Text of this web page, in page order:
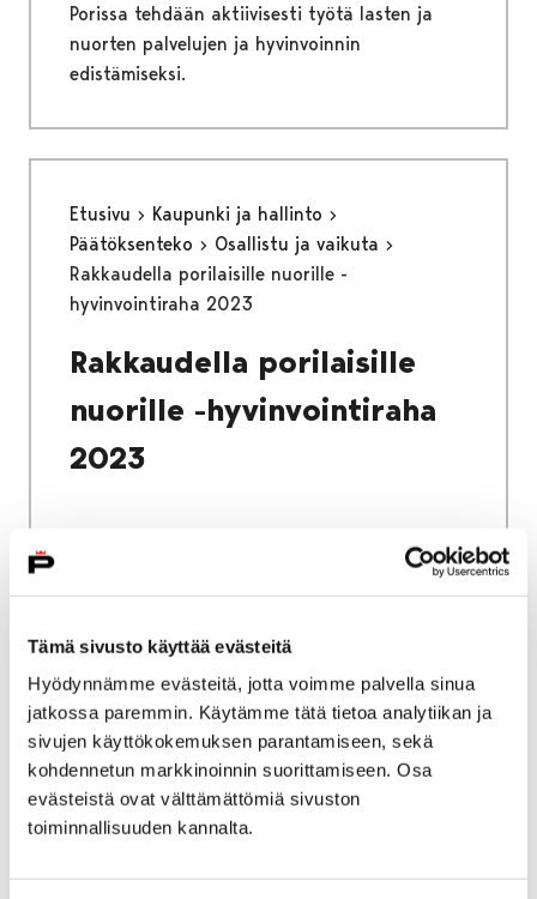
Tämä sivusto käyttää evästeitä
Hyödynnämme evästeitä, jotta voimme palvella sinua
jatkossa paremmin. Käytämme tätä tietoa analytiikan ja
sivujen käyttökokemuksen parantamiseen, sekä
kohdennetun markkinoinnin suorittamiseen. Osa
evästeistä ovat välttämättömiä sivuston
toiminnallisuuden kannalta.
Porissa tehdään aktiivisesti työtä lasten ja
nuorten palvelujen ja hyvinvoinnin
edistämiseksi.
Etusivu
Kaupunki ja hallinto
Päätöksenteko
Osallistu ja vaikuta
Rakkaudella porilaisille nuorille -
hyvinvointiraha 2023
Rakkaudella porilaisille
nuorille -hyvinvointiraha
2023
Päätöksenteko
Toimielimet
Kaupunginvaltuusto
Kaupunginvaltuusto